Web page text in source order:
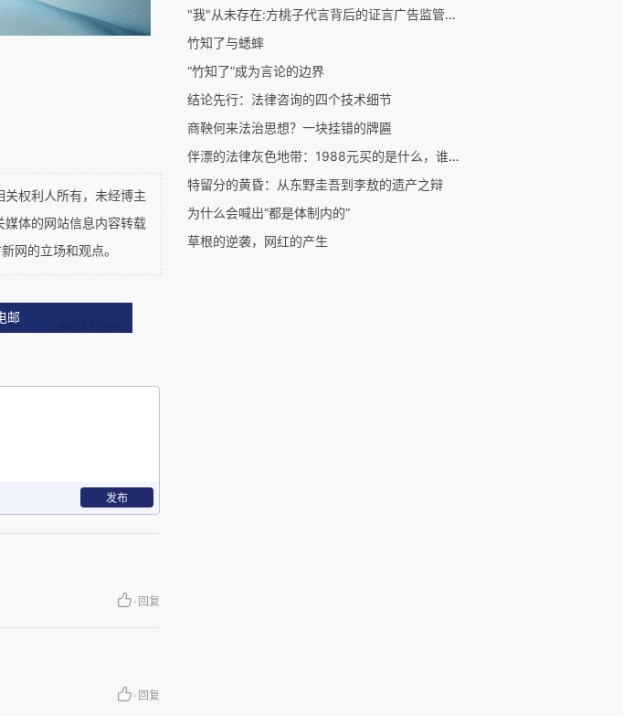
权利人所有，未经博主
媒体的网站信息内容转载
网的立场和观点。
邮
发布
· 回复
· 回复
"我"从未存在:方桃子代言背后的证言广告监管漏洞
竹知了与蟋蟀
“竹知了”成为言论的边界
结论先行：法律咨询的四个技术细节
商鞅何来法治思想？一块挂错的牌匾
伴漂的法律灰色地带：1988元买的是什么，谁来管
特留分的黄昏：从东野圭吾到李敖的遗产之辩
为什么会喊出“都是体制内的”
草根的逆袭，网红的产生